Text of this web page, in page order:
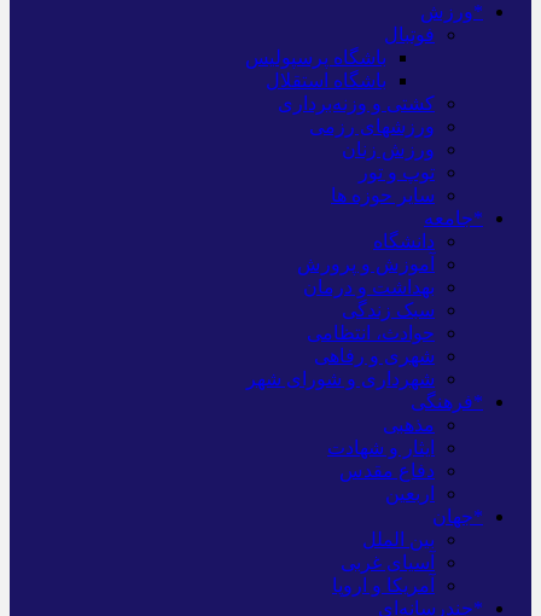
*ورزش
فوتبال
باشگاه پرسپولیس
باشگاه استقلال
کشتی و وزنه‌برداری
ورزشهای رزمی
ورزش زنان
توپ و تور
سایر حوزه ها
*جامعه
دانشگاه
آموزش و پرورش
بهداشت و درمان
سبک زندگی
حوادث، انتظامی
شهری و رفاهی
شهرداری و شورای شهر
*فرهنگی
مذهبی
ایثار و شهادت
دفاع مقدس
اربعین
*جهان
بین الملل
آسیای غربی
آمریکا و اروپا
*چندرسانه‌ای